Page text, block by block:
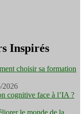
Inspirés
choisir sa formation
2026
cognitive face à l’IA ?